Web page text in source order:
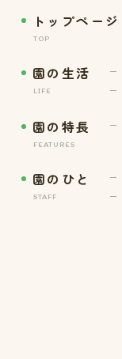
トップページ
TOP
園の生活
LIFE
園の特長
FEATURES
園のひと
STAFF